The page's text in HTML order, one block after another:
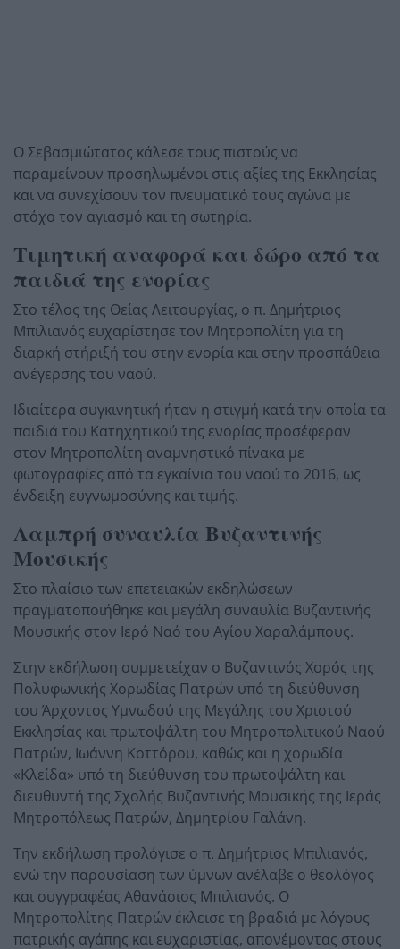
Ο Σεβασμιώτατος κάλεσε τους πιστούς να
παραμείνουν προσηλωμένοι στις αξίες της Εκκλησίας
και να συνεχίσουν τον πνευματικό τους αγώνα με
στόχο τον αγιασμό και τη σωτηρία.
Τιμητική αναφορά και δώρο από τα
παιδιά της ενορίας
Στο τέλος της Θείας Λειτουργίας, ο π. Δημήτριος
Μπιλιανός ευχαρίστησε τον Μητροπολίτη για τη
διαρκή στήριξή του στην ενορία και στην προσπάθεια
ανέγερσης του ναού.
Ιδιαίτερα συγκινητική ήταν η στιγμή κατά την οποία τα
παιδιά του Κατηχητικού της ενορίας προσέφεραν
στον Μητροπολίτη αναμνηστικό πίνακα με
φωτογραφίες από τα εγκαίνια του ναού το 2016, ως
ένδειξη ευγνωμοσύνης και τιμής.
Λαμπρή συναυλία Βυζαντινής
Μουσικής
Στο πλαίσιο των επετειακών εκδηλώσεων
πραγματοποιήθηκε και μεγάλη συναυλία Βυζαντινής
Μουσικής στον Ιερό Ναό του Αγίου Χαραλάμπους.
Στην εκδήλωση συμμετείχαν ο Βυζαντινός Χορός της
Πολυφωνικής Χορωδίας Πατρών υπό τη διεύθυνση
του Άρχοντος Υμνωδού της Μεγάλης του Χριστού
Εκκλησίας και πρωτοψάλτη του Μητροπολιτικού Ναού
Πατρών, Ιωάννη Κοττόρου, καθώς και η χορωδία
«Κλείδα» υπό τη διεύθυνση του πρωτοψάλτη και
διευθυντή της Σχολής Βυζαντινής Μουσικής της Ιεράς
Μητροπόλεως Πατρών, Δημητρίου Γαλάνη.
Την εκδήλωση προλόγισε ο π. Δημήτριος Μπιλιανός,
ενώ την παρουσίαση των ύμνων ανέλαβε ο θεολόγος
και συγγραφέας Αθανάσιος Μπιλιανός. Ο
Μητροπολίτης Πατρών έκλεισε τη βραδιά με λόγους
πατρικής αγάπης και ευχαριστίας, απονέμοντας στους